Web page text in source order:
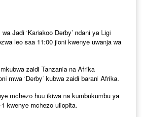
Jadi ‘Kariakoo Derby’ ndani ya Ligi
leo saa 11:00 jioni kwenye uwanja wa
zaidi Tanzania na Afrika
mwa ‘Derby’ kubwa zaidi barani Afrika.
mchezo huu ikiwa na kumbukumbu ya
kwenye mchezo uliopita.